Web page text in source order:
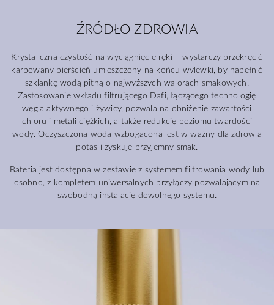
ŹRÓDŁO ZDROWIA
Krystaliczna czystość na wyciągnięcie ręki – wystarczy przekręcić
karbowany pierścień umieszczony na końcu wylewki, by napełnić
szklankę wodą pitną o najwyższych walorach smakowych.
Zastosowanie wkładu filtrującego Dafi, łączącego technologię
węgla aktywnego i żywicy, pozwala na obniżenie zawartości
chloru i metali ciężkich, a także redukcję poziomu twardości
wody. Oczyszczona woda wzbogacona jest w ważny dla zdrowia
potas i zyskuje przyjemny smak.
Bateria jest dostępna w zestawie z systemem filtrowania wody lub
osobno, z kompletem uniwersalnych przyłączy pozwalającym na
swobodną instalację dowolnego systemu.